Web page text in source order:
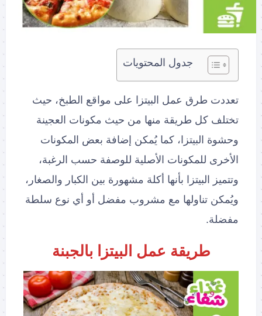
جدول المحتويات
تعددت طرق عمل البيتزا على مواقع الطبخ، حيث
تختلف كل طريقة منها من حيث مكونات العجينة
وحشوة البيتزا، كما يُمكن إضافة بعض المكونات
الأخرى للمكونات الأصلية للوصفة حسب الرغبة،
وتتميز البيتزا بأنها أكلة مشهورة بين الكبار والصغار،
ويُمكن تناولها مع مشروب مفضل أو أي نوع سلطة
مفضلة.
طريقة عمل البيتزا بالجبنة